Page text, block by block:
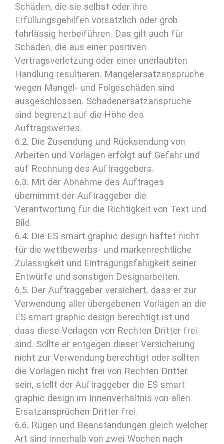
Schäden, die sie selbst oder ihre
Erfüllungsgehilfen vorsätzlich oder grob
fahrlässig herbeiführen. Das gilt auch für
Schäden, die aus einer positiven
Vertragsverletzung oder einer unerlaubten
Handlung resultieren. Mangelersatzansprüche
wegen Mangel- und Folgeschäden sind
ausgeschlossen. Schadenersatzansprüche
sind begrenzt auf die Höhe des
Auftragswertes.
6.2. Die Zusendung und Rücksendung von
Arbeiten und Vorlagen erfolgt auf Gefahr und
auf Rechnung des Auftraggebers.
6.3. Mit der Abnahme des Auftrages
übernimmt der Auftraggeber die
Verantwortung für die Richtigkeit von Text und
Bild.
6.4. Die ES smart graphic design haftet nicht
für die wettbewerbs- und markenrechtliche
Zulässigkeit und Eintragungsfähigkeit seiner
Entwürfe und sonstigen Designarbeiten.
6.5. Der Auftraggeber versichert, dass er zur
Verwendung aller übergebenen Vorlagen an die
ES smart graphic design berechtigt ist und
dass diese Vorlagen von Rechten Dritter frei
sind. Sollte er entgegen dieser Versicherung
nicht zur Verwendung berechtigt oder sollten
die Vorlagen nicht frei von Rechten Dritter
sein, stellt der Auftraggeber die ES smart
graphic design im Innenverhältnis von allen
Ersatzansprüchen Dritter frei.
6.6. Rügen und Beanstandungen gleich welcher
Art sind innerhalb von zwei Wochen nach